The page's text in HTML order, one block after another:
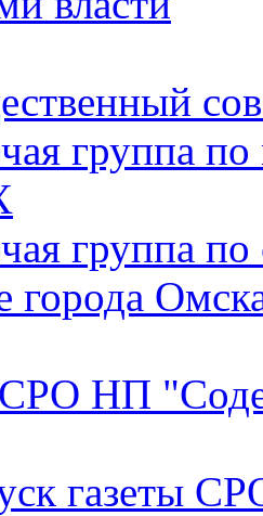
группа
группа
города
СРО НП
газеты